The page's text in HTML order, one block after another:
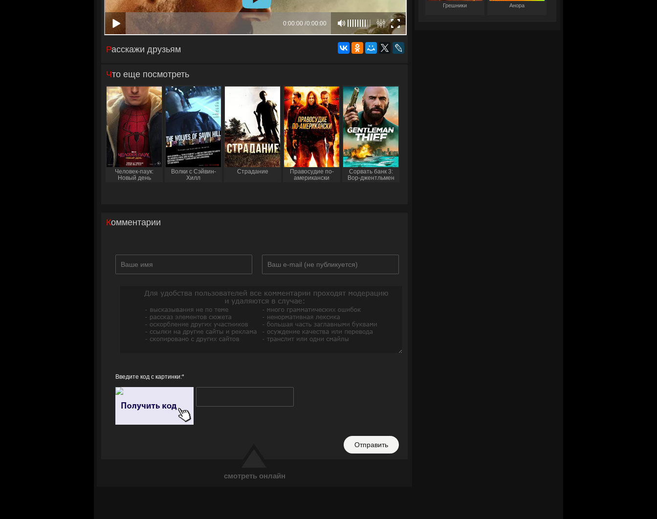
смотреть онлайн
Расскажи друзьям
Что еще посмотреть
Человек-паук:
Новый день
Волки с Сэйвин-
Хилл
Страдание
Правосудие по-
американски
Сорвать банк 3:
Вор-джентльмен
Комментарии
Введите код с картинки:*
Отправить
Грешники Анора